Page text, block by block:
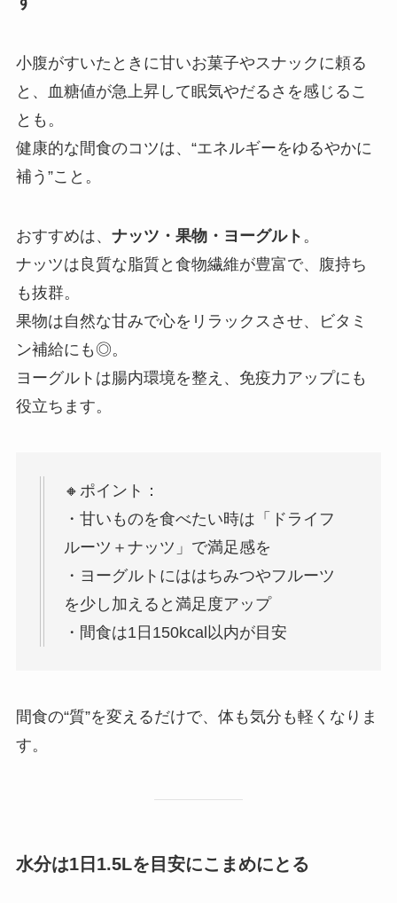
小腹がすいたときに甘いお菓子やスナックに頼る
と、血糖値が急上昇して眠気やだるさを感じるこ
とも。
健康的な間食のコツは、“エネルギーをゆるやかに
補う”こと。
おすすめは、 ナッツ・果物・ヨーグルト 。
ナッツは良質な脂質と食物繊維が豊富で、腹持ち
も抜群。
果物は自然な甘みで心をリラックスさせ、ビタミ
ン補給にも◎。
ヨーグルトは腸内環境を整え、免疫力アップにも
役立ちます。
🔸ポイント：
・甘いものを食べたい時は「ドライフ
ルーツ＋ナッツ」で満足感を
・ヨーグルトにははちみつやフルーツ
を少し加えると満足度アップ
・間食は1日150kcal以内が目安
間食の“質”を変えるだけで、体も気分も軽くなりま
す。
水分は1日1.5Lを目安にこまめにとる